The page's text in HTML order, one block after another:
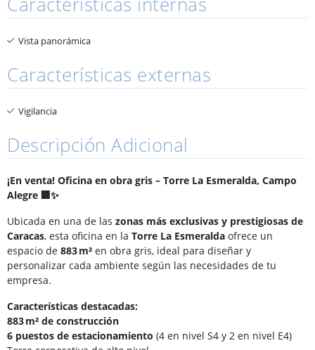
Vista panorámica
Características externas
Vigilancia
Descripción Adicional
¡En venta! Oficina en obra gris – Torre La Esmeralda, Campo
Alegre 🏢✨
Ubicada en una de las zonas más exclusivas y prestigiosas de
Caracas, esta oficina en la Torre La Esmeralda ofrece un
espacio de 883 m² en obra gris, ideal para diseñar y
personalizar cada ambiente según las necesidades de tu
empresa.
Características destacadas:
883 m² de construcción
6 puestos de estacionamiento (4 en nivel S4 y 2 en nivel E4)